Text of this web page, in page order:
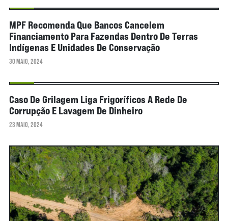
MPF Recomenda Que Bancos Cancelem
Financiamento Para Fazendas Dentro De Terras
Indígenas E Unidades De Conservação
30 MAIO, 2024
Caso De Grilagem Liga Frigoríficos A Rede De
Corrupção E Lavagem De Dinheiro
23 MAIO, 2024